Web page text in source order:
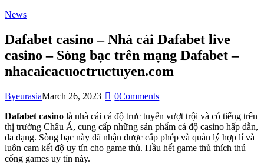
News
Dafabet casino – Nhà cái Dafabet live
casino – Sòng bạc trên mạng Dafabet –
nhacaicacuoctructuyen.com
ByeurasiaMarch 26, 2023 0Comments
Dafabet casino là nhà cái cá độ trưc tuyến vượt trội và có tiếng trên
thị trường Châu Á, cung cấp những sản phẩm cá độ casino hấp dẫn,
đa dạng. Sòng bạc này đã nhận được cấp phép và quản lý hợp lí và
luôn cam kết độ uy tín cho game thủ. Hầu hết game thủ thích thú
cổng games uy tín này.